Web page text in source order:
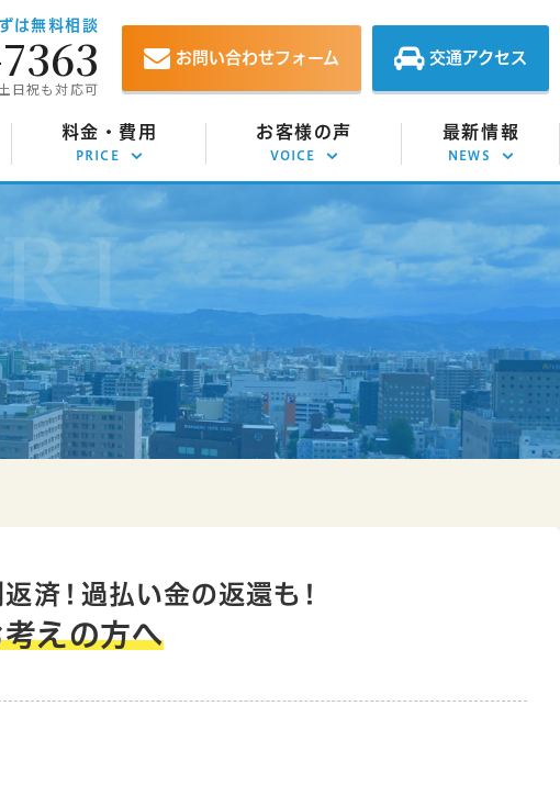
お問い合わせフォーム 交通アクセス
は無料相談
日祝も対応可
料金・費用
PRICE
任意整理の費用
特定調停の費用
時効援用の費用
お客様の声
VOICE
お客様の声
解決実績
最新情報
NEWS
イベント情報
スタッフブログ
債務整理コラム
済！過払い金の返還も！
えの方へ